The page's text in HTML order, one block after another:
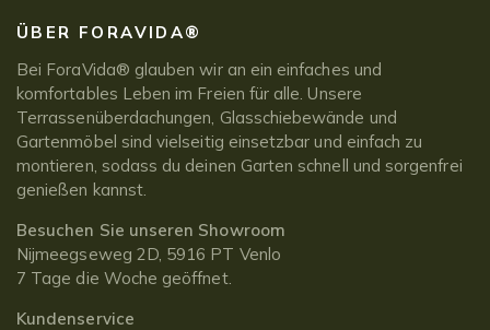
ÜBER FORAVIDA®
Bei ForaVida® glauben wir an ein einfaches und
komfortables Leben im Freien für alle. Unsere
Terrassenüberdachungen, Glasschiebewände und
Gartenmöbel sind vielseitig einsetzbar und einfach zu
montieren, sodass du deinen Garten schnell und sorgenfrei
genießen kannst.
Besuchen Sie unseren Showroom
Nijmeegseweg 2D, 5916 PT Venlo
7 Tage die Woche geöffnet.
Kundenservice